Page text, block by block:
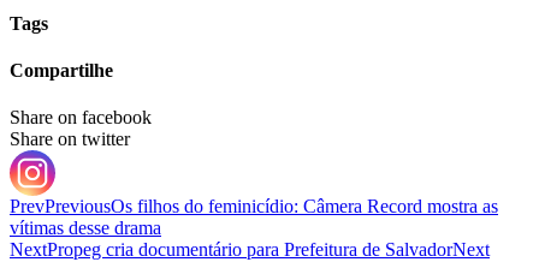
Tags
Compartilhe
Share on facebook
Share on twitter
PrevPreviousOs filhos do feminicídio: Câmera Record mostra as
vítimas desse drama
NextPropeg cria documentário para Prefeitura de SalvadorNext